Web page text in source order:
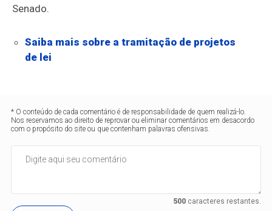
Senado.
Saiba mais sobre a tramitação de projetos
de lei
* O conteúdo de cada comentário é de responsabilidade de quem realizá-lo.
Nos reservamos ao direito de reprovar ou eliminar comentários em desacordo
com o propósito do site ou que contenham palavras ofensivas.
500caracteres restantes.